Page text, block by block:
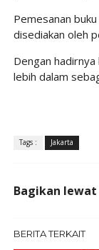
Pemesanan
disediakan oleh
Dengan
lebih dalam
Tags : Jakarta
Bagikan lewat
BERITA TERKAIT